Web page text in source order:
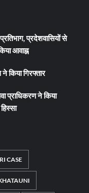
प्रदेशवासियों से
आवाह्न
किया गिरफ्तार
प्राधिकरण ने किया
CASE